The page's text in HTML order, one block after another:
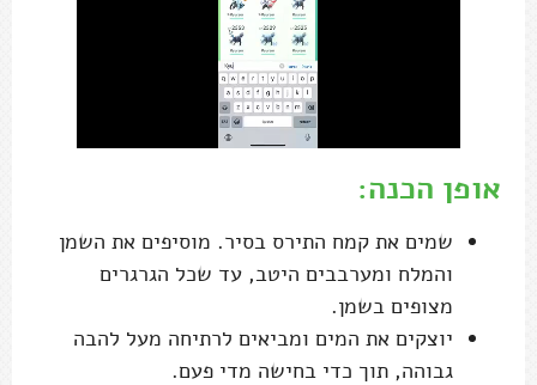
אופן הכנה:
שמים את קמח התירס בסיר. מוסיפים את השמן
והמלח ומערבבים היטב, עד שכל הגרגרים
מצופים בשמן.
יוצקים את המים ומביאים לרתיחה מעל להבה
גבוהה, תוך כדי בחישה מדי פעם.